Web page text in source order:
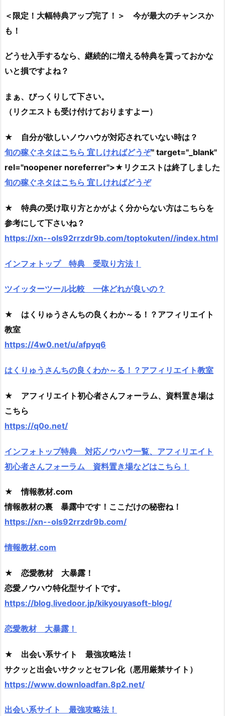
＜限定！大幅特典アップ完了！＞ 今が最大のチャンスか
も！
どうせ入手するなら、継続的に増える特典を貰っておかな
いと損ですよね？
まぁ、びっくりして下さい。
（リクエストも受け付けておりますよー）
★ 自分が欲しいノウハウが対応されていない時は？
旬の稼ぐネタはこちら 宜しければどうぞ" target="_blank"
rel="noopener noreferrer">★リクエストは終了しました
旬の稼ぐネタはこちら 宜しければどうぞ
★ 特典の受け取り方とかがよく分からない方はこちらを
参考にして下さいね？
https://xn--ols92rrzdr9b.com/toptokuten//index.html
インフォトップ 特典 受取り方法！
ツイッターツール比較 一体どれが良いの？
★ はくりゅうさんちの良くわか～る！？アフィリエイト
教室
https://4w0.net/u/afpyq6
はくりゅうさんちの良くわか～る！？アフィリエイト教室
★ アフィリエイト初心者さんフォーラム、資料置き場は
こちら
https://q0o.net/
インフォトップ特典 対応ノウハウ一覧、アフィリエイト
初心者さんフォーラム 資料置き場などはこちら！
★ 情報教材.com
情報教材の裏 暴露中です！ここだけの秘密ね！
https://xn--ols92rrzdr9b.com/
情報教材.com
★ 恋愛教材 大暴露！
恋愛ノウハウ特化型サイトです。
https://blog.livedoor.jp/kikyouyasoft-blog/
恋愛教材 大暴露！
★ 出会い系サイト 最強攻略法！
サクッと出会いサクッとセフレ化（悪用厳禁サイト）
https://www.downloadfan.8p2.net/
出会い系サイト 最強攻略法！